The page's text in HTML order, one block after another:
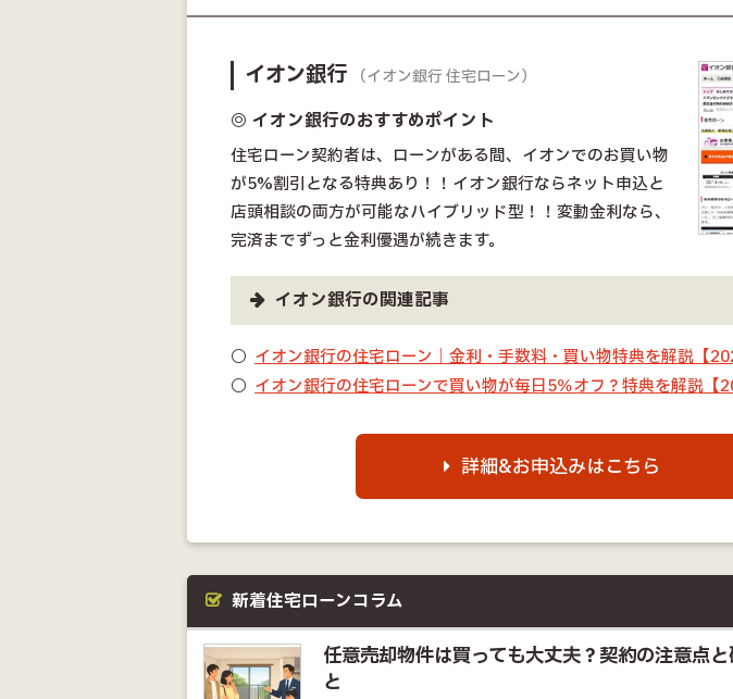
イオン銀行 （イオン銀行 住宅ローン）
◎ イオン銀行のおすすめポイント
住宅ローン契約者は、ローンがある間、イオンでのお買い物
が5%割引となる特典あり！！イオン銀行ならネット申込と
店頭相談の両方が可能なハイブリッド型！！変動金利なら、
完済までずっと金利優遇が続きます。
イオン銀行の関連記事
イオン銀行の住宅ローン｜金利・手数料・買い物特典を解説【
イオン銀行の住宅ローンで買い物が毎日5％オフ？特典を解説【
詳細&お申込みはこちら
新着住宅ローンコラム
任意売却物件は買っても大丈夫？契約の注意点
と